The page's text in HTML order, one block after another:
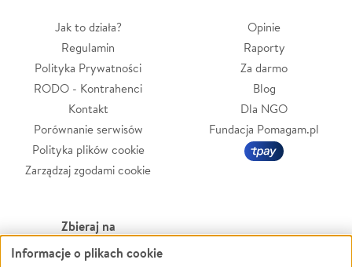
Jak to działa?
Regulamin
Polityka Prywatności
RODO - Kontrahenci
Kontakt
Porównanie serwisów
Polityka plików cookie
Zarządzaj zgodami cookie
Opinie
Raporty
Za darmo
Blog
Dla NGO
Fundacja Pomagam.pl
Zbieraj na
Leczenie
Informacje o plikach cookie